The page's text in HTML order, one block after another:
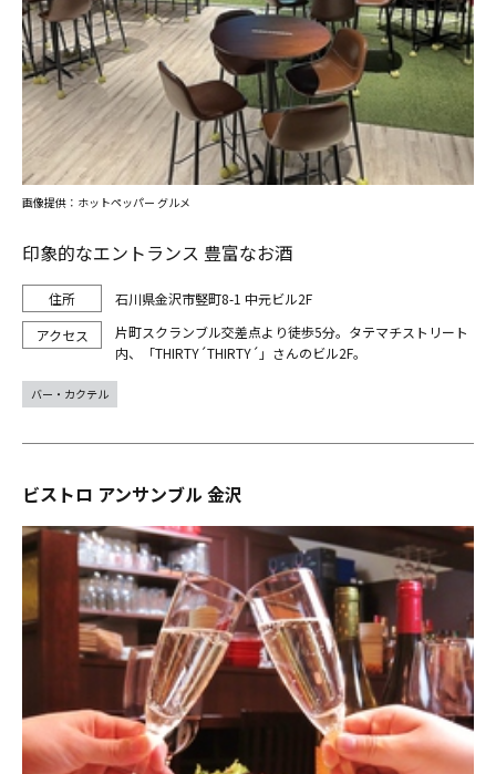
印象的なエントランス 豊富なお酒
石川県金沢市竪町8-1 中元ビル2F
片町スクランブル交差点より徒歩5分。タテマチストリート
内、「THIRTY´THIRTY´」さんのビル2F。
画像提供：ホットペッパー グルメ
バー・カクテル
ビストロ アンサンブル 金沢